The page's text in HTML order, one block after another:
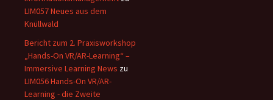
LIM057 Neues aus dem
Knüllwald
Bericht zum 2. Praxisworkshop
„Hands-On VR/AR-Learning“ –
Immersive Learning News zu
LIM056 Hands-On VR/AR-
Learning - die Zweite